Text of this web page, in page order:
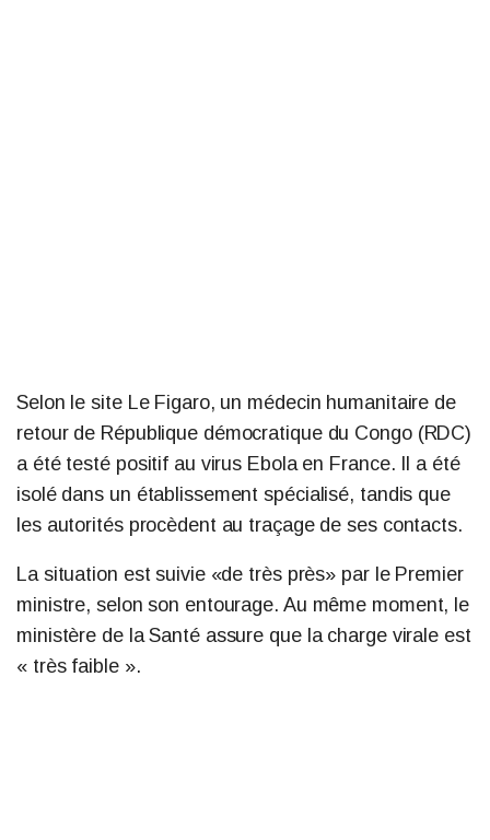
Selon le site Le Figaro, un médecin humanitaire de
retour de République démocratique du Congo (RDC)
a été testé positif au virus Ebola en France. Il a été
isolé dans un établissement spécialisé, tandis que
les autorités procèdent au traçage de ses contacts.
La situation est suivie «de très près» par le Premier
ministre, selon son entourage. Au même moment, le
ministère de la Santé assure que la charge virale est
« très faible ».